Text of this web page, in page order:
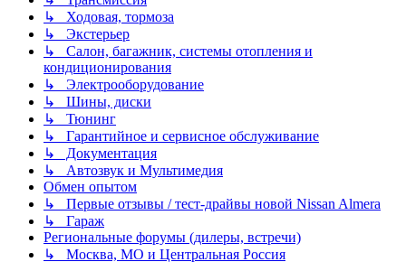
↳ Ходовая, тормоза
↳ Экстерьер
↳ Салон, багажник, системы отопления и
кондиционирования
↳ Электрооборудование
↳ Шины, диски
↳ Тюнинг
↳ Гарантийное и сервисное обслуживание
↳ Документация
↳ Автозвук и Мультимедия
Обмен опытом
↳ Первые отзывы / тест-драйвы новой Nissan Almera
↳ Гараж
Региональные форумы (дилеры, встречи)
↳ Москва, МО и Центральная Россия